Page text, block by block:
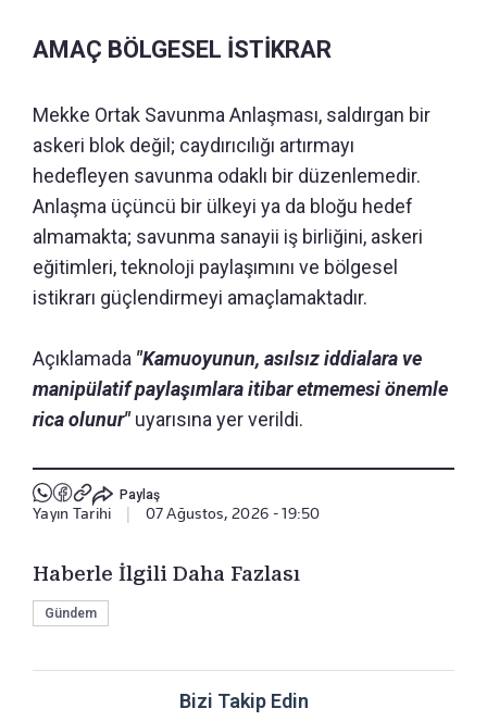
AMAÇ BÖLGESEL İSTİKRAR
Mekke Ortak Savunma Anlaşması, saldırgan bir
askeri blok değil; caydırıcılığı artırmayı
hedefleyen savunma odaklı bir düzenlemedir.
Anlaşma üçüncü bir ülkeyi ya da bloğu hedef
almamakta; savunma sanayii iş birliğini, askeri
eğitimleri, teknoloji paylaşımını ve bölgesel
istikrarı güçlendirmeyi amaçlamaktadır.
Açıklamada "Kamuoyunun, asılsız iddialara ve
manipülatif paylaşımlara itibar etmemesi önemle
rica olunur"uyarısına yer verildi.
Paylaş
Yayın Tarihi 07 Ağustos, 2026 - 19:50
Haberle İlgili Daha Fazlası
Gündem
Bizi Takip Edin